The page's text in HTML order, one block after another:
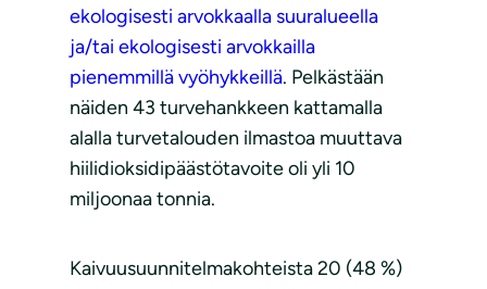
ekologisesti arvokkaalla suuralueella
ja/tai ekologisesti arvokkailla
pienemmillä vyöhykkeillä. Pelkästään
näiden 43 turvehankkeen kattamalla
alalla turvetalouden ilmastoa muuttava
hiilidioksidipäästötavoite oli yli 10
miljoonaa tonnia.
Kaivuusuunnitelmakohteista 20 (48 %)